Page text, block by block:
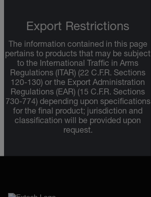
Export Restrictions
The information contained in this page
pertains to products that may be subject
to the International Traffic in Arms
Regulations (ITAR) (22 C.F.R. Sections
120-130) or the Export Administration
Regulations (EAR) (15 C.F.R. Sections
730-774) depending upon specifications
for the final product; jurisdiction and
classification will be provided upon
request.